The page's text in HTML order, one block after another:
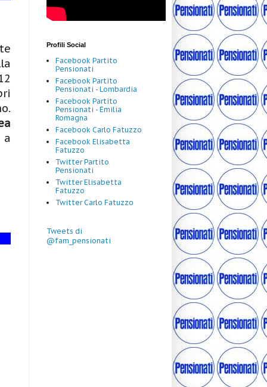
Profili Social
Facebook Partito
Pensionati
Facebook Partito
Pensionati - Lombardia
Facebook Partito
Pensionati - Emilia
Romagna
Facebook Carlo Fatuzzo
Facebook Elisabetta
Fatuzzo
Twitter Partito
Pensionati
Twitter Elisabetta
Fatuzzo
Twitter Carlo Fatuzzo
Tweets di
@fam_pensionati